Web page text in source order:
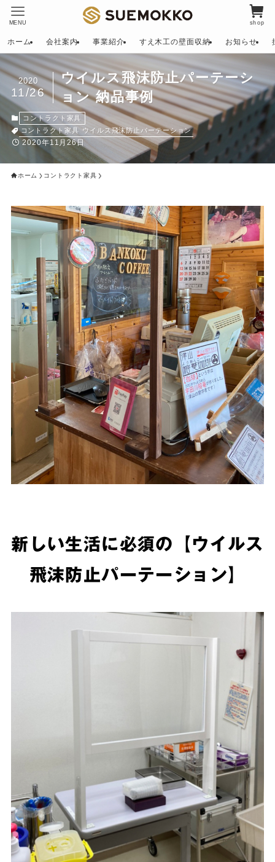
shop
MENU
ホーム 会社案内 事業紹介 すえ木工の壁面収納 お知らせ
ウイルス飛沫防止パーテーシ
ョン 納品事例
2020
11/26
コントラクト家具
コントラクト家具
ウイルス飛沫防止パーテーション
2020年11月26日
ホーム コントラクト家具
新しい生活に必須の【ウイルス
飛沫防止パーテーション】